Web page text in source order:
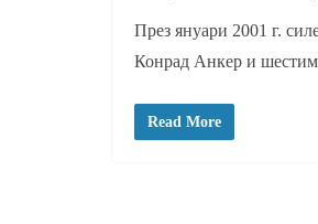
През януари 2001 г.
Конрад Анкер и
Read More